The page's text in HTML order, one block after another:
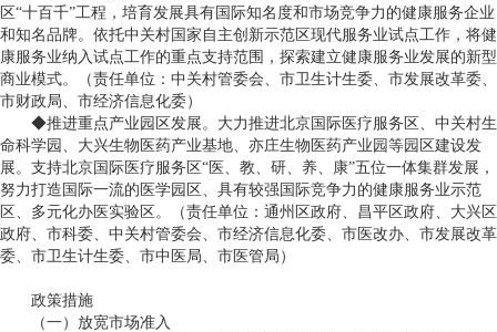
区“十百千”工程，培育发展具有国际知名度和市场竞争力的健康服务企业
和知名品牌。依托中关村国家自主创新示范区现代服务业试点工作，将健
康服务业纳入试点工作的重点支持范围，探索建立健康服务业发展的新型
商业模式。（责任单位：中关村管委会、市卫生计生委、市发展改革委、
市财政局、市经济信息化委）
◆推进重点产业园区发展。大力推进北京国际医疗服务区、中关村生
命科学园、大兴生物医药产业基地、亦庄生物医药产业园等园区建设发
展。支持北京国际医疗服务区“医、教、研、养、康”五位一体集群发展，
努力打造国际一流的医学园区、具有较强国际竞争力的健康服务业示范
区、多元化办医实验区。（责任单位：通州区政府、昌平区政府、大兴区
政府、市科委、中关村管委会、市经济信息化委、市医改办、市发展改革
委、市卫生计生委、市中医局、市医管局）
政策措施
（一）放宽市场准入